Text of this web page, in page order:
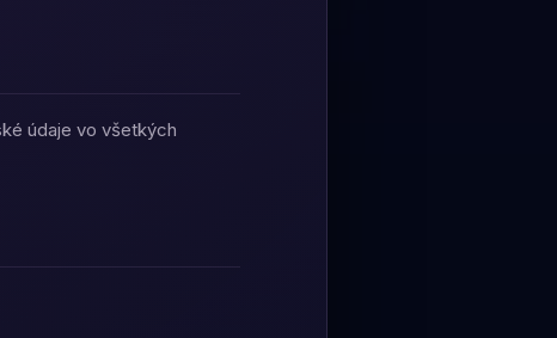
údaje vo všetkých